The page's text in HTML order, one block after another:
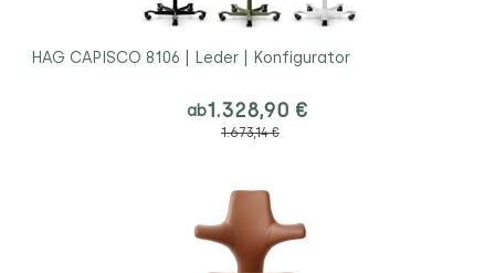
HAG CAPISCO 8106 | Leder | Konfigurator
ab1.328,90 €
1.673,14 €